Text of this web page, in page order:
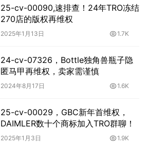
25-cv-00090,速排查！24年TRO冻结
270店的版权再维权
2025年1月13日 1.7K
24-cv-07326，Bottle独角兽瓶子隐
匿马甲再维权，卖家需谨慎
2024年8月17日 1.6K
25-cv-00029，GBC新年首维权，
DAIMLER数十个商标加入TRO群聊！
2025年1月3日 1.9K